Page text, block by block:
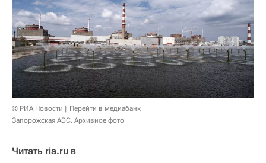
© РИА Новости
Перейти в медиабанк
Запорожская АЭС. Архивное фото
Читать ria.ru в